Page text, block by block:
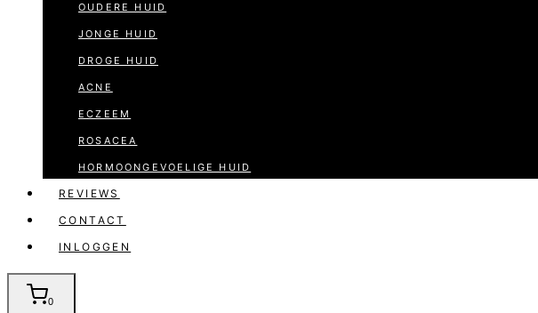
OUDERE HUID
JONGE HUID
DROGE HUID
ACNE
ECZEEM
ROSACEA
HORMOONGEVOELIGE HUID
REVIEWS
CONTACT
INLOGGEN
0